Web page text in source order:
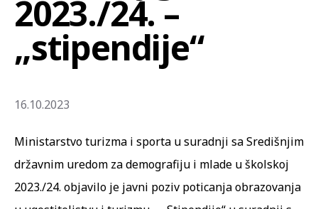
2023./24. –
„stipendije“
16.10.2023
Ministarstvo turizma i sporta u suradnji sa Središnjim
državnim uredom za demografiju i mlade u školskoj
2023./24. objavilo je javni poziv poticanja obrazovanja